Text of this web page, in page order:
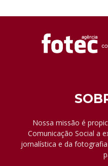
Nossa missão é
Comunicação Social a
jornalística e da